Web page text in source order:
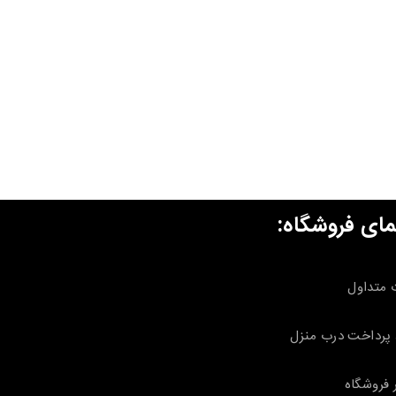
فروشگاه:
متداول
پرداخت درب منزل
فروشگاه